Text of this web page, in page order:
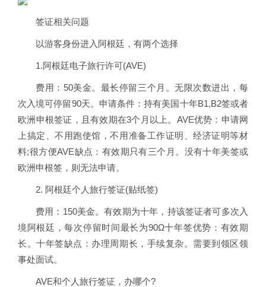
签证相关问题
以游客身份进入阿根廷，有两个选择
1.阿根廷电子旅行许可(AVE)
费用：50美金。最长停留三个月。无限次数进出，每
次入境可停留90天。申请条件：持有美国十年B1,B2签或者
欧洲申根签证，且有效期在3个月以上。AVE优势：申请网
上搞定、不用跑使馆，不用准备工作证明、经济证明等材
料;很方便AVE缺点：有效期只有三个月。没有十年美签或
欧洲申根签，则无法申请。
2. 阿根廷个人旅行签证(贴纸签)
费用：150美金。有效期为十年，持该签证者可多次入
境阿根廷，每次停留时间最长为90Ω十年签优势：有效期
长。十年签缺点：办理周期长，手续复杂。需要到领区领
事处面试。
AVE和个人旅行签证，办哪个?